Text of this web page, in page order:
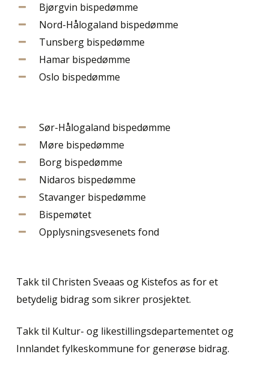
Bjørgvin bispedømme
Nord-Hålogaland bispedømme
Tunsberg bispedømme
Hamar bispedømme
Oslo bispedømme
Sør-Hålogaland bispedømme
Møre bispedømme
Borg bispedømme
Nidaros bispedømme
Stavanger bispedømme
Bispemøtet
Opplysningsvesenets fond
Takk til Christen Sveaas og Kistefos as for et
betydelig bidrag som sikrer prosjektet.
Takk til Kultur- og likestillingsdepartementet og
Innlandet fylkeskommune for generøse bidrag.